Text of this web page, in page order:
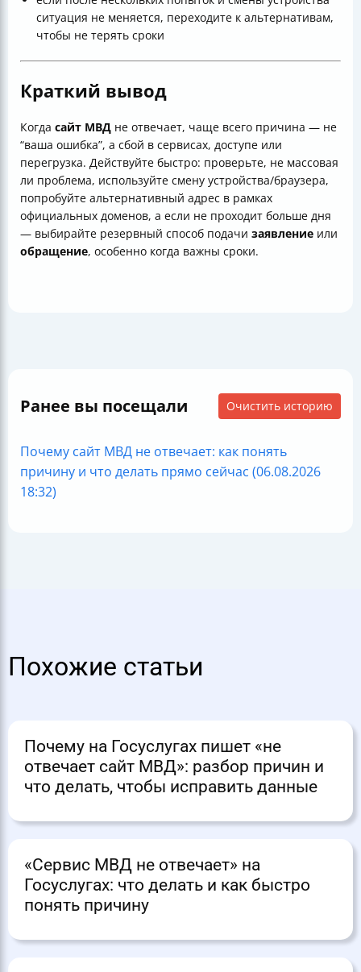
ситуация не меняется, переходите к альтернативам,
чтобы не терять сроки
Краткий вывод
Когда сайт МВД не отвечает, чаще всего причина — не
“ваша ошибка”, а сбой в сервисах, доступе или
перегрузка. Действуйте быстро: проверьте, не массовая
ли проблема, используйте смену устройства/браузера,
попробуйте альтернативный адрес в рамках
официальных доменов, а если не проходит больше дня
— выбирайте резервный способ подачи заявление или
обращение, особенно когда важны сроки.
Ранее вы посещали Очистить историю
Почему сайт МВД не отвечает: как понять
причину и что делать прямо сейчас (06.08.2026
18:32)
Похожие статьи
Почему на Госуслугах пишет «не
отвечает сайт МВД»: разбор причин и
что делать, чтобы исправить данные
«Сервис МВД не отвечает» на
Госуслугах: что делать и как быстро
понять причину